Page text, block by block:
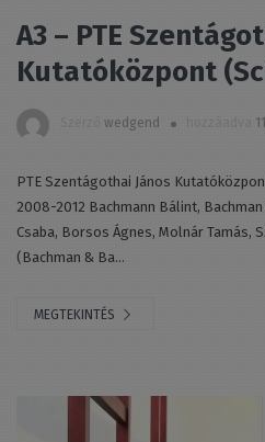
A3 – PTE
Kutatóközpont
wedgend
PTE Szentágothai János
2008-2012 Bachmann Bálint,
Csaba, Borsos Ágnes, Molnár Tamás,
(Bachman & Ba...
MEGTEKINTÉS